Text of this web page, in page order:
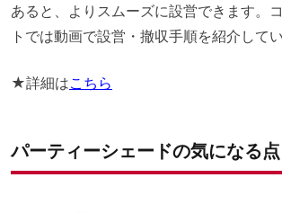
あると、よりスムーズに設営できます。
トでは動画で設営・撤収手順を紹介して
★詳細はこちら
パーティーシェードの気になる点